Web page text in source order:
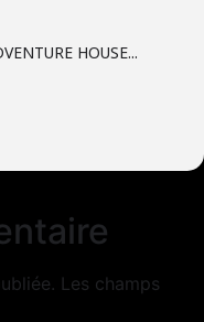
HOUSE...
Les champs